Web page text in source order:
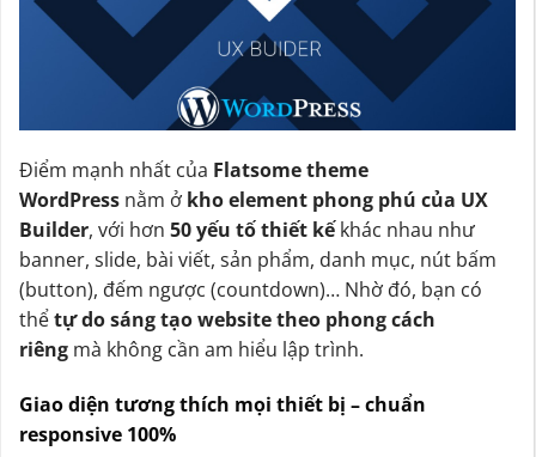
Điểm mạnh nhất của Flatsome theme
WordPress nằm ở kho element phong phú của UX
Builder, với hơn 50 yếu tố thiết kếkhác nhau như
banner, slide, bài viết, sản phẩm, danh mục, nút bấm
(button), đếm ngược (countdown)… Nhờ đó, bạn có
thểtự do sáng tạo website theo phong cách
riêng mà không cần am hiểu lập trình.
Giao diện tương thích mọi thiết bị – chuẩn
responsive 100%